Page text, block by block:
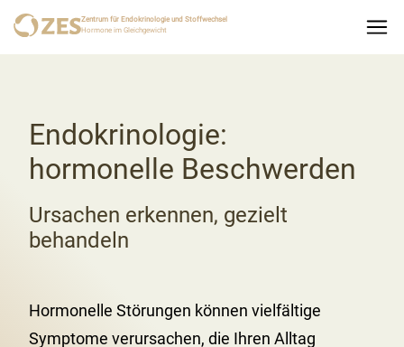
Zentrum für Endokrinologie und Stoffwechsel
Hormone im Gleichgewicht
Endokrinologie:
hormonelle Beschwerden
Ursachen erkennen, gezielt
behandeln
Hormonelle Störungen können vielfältige
Symptome verursachen, die Ihren Alltag